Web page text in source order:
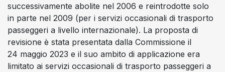
successivamente abolite nel 2006 e reintrodotte solo
in parte nel 2009 (per i servizi occasionali di trasporto
passeggeri a livello internazionale). La proposta di
revisione è stata presentata dalla Commissione il
24 maggio 2023 e il suo ambito di applicazione era
limitato ai servizi occasionali di trasporto passeggeri a